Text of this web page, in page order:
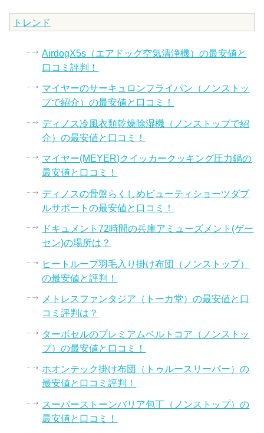
トレンド
AirdogX5s（エアドッグ空気清浄機）の最安値と
口コミ評判！
マイヤーのサーキュロンフライパン（ノンストッ
プで紹介）の最安値と口コミ！
ディノス冷風衣類乾燥除湿機（ノンストップで紹
介）の最安値と口コミ！
マイヤー(MEYER)クイッカークッキング圧力鍋の
最安値と口コミ！
ディノスの骨盤らくしめビューティショーツダブ
ルサポートの最安値と口コミ！
ドキュメント72時間の兵庫アミューズメント(ゲー
セン)の場所は？
ヒートループ羽毛入り掛け布団（ノンストップ）
の最安値と評判！
メトレスファンタジア（トーカ堂）の最安値と口
コミ評判は？
ターボセルのプレミアムベルトコア（ノンストッ
プ）の最安値と口コミ！
ホオンテック掛け布団（トゥルースリーパー）の
最安値と口コミ評判！
スーパーストーンバリア包丁（ノンストップ）の
最安値と口コミ！